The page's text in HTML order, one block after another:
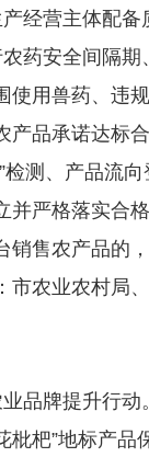
营主体配备
药安全间隔
使用兽药、违
产品承诺达标
检测、产品流
并严格落实合
销售农产品的
市农业农村局
牌提升行动
枇杷”地标产